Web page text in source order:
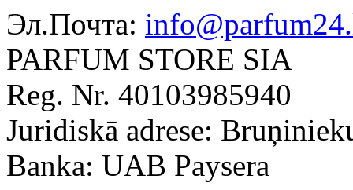
Эл.Почта:
PARFUM STORE SIA
Reg. Nr. 40103985940
Juridiskā adrese:
Banka: UAB Paysera